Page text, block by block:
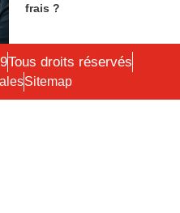
frais ?
Tous droits réservés
Sitemap